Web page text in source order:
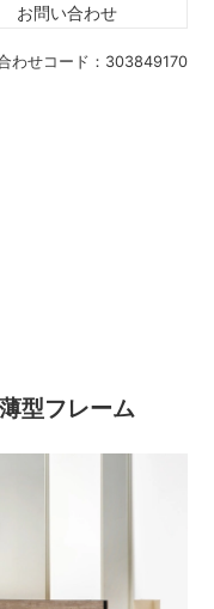
わせコード： 303849170
お問い合わせ
型フレーム